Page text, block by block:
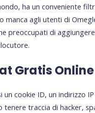
ha un conveniente
manca agli utenti di
preoccupati di
Gratis Online
un cookie ID, un indirizzo
tenere traccia di hacker,